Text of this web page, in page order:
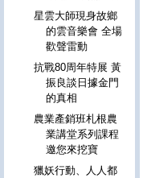
星雲大師現身故鄉
的雲音樂會 全場
歡聲雷動
抗戰80周年特展 黃
振良談日據金門
的真相
農業產銷班札根農
業講堂系列課程
邀您來挖寶
獵妖行動、人人都